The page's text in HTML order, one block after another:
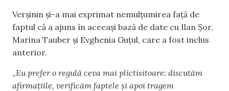
Verșinin și-a mai exprimat nemulțumirea față de
faptul că a ajuns în aceeași bază de date cu Ilan Șor,
Marina Tauber și Evghenia Guțul, care a fost inclus
anterior.
„Eu prefer o regulă ceva mai plictisitoare: discutăm
afirmațiile, verificăm faptele și apoi tragem